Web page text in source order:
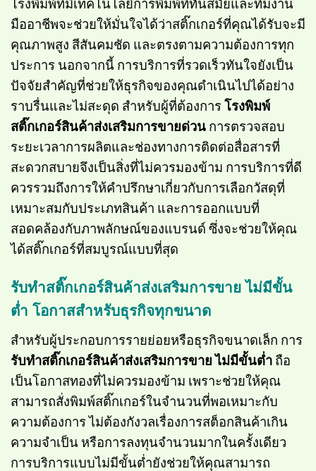
มืออาชีพจะช่วยให้มั่นใจได้ว่าสติ๊กเกอร์ที่คุณได้รับจะมี
คุณภาพสูง สีสันคมชัด และตรงตามความต้องการทุก
ประการ นอกจากนี้ การบริการที่รวดเร็วทันใจยังเป็น
ปัจจัยสำคัญที่ช่วยให้ธุรกิจของคุณดำเนินไปได้อย่าง
ราบรื่นและไม่สะดุด สำหรับผู้ที่ต้องการโรงพิมพ์
สติ๊กเกอร์สินค้าส่งเสริมการขายด่วน การตรวจสอบ
ระยะเวลาการผลิตและช่องทางการติดต่อสื่อสารที่
สะดวกสบายจึงเป็นสิ่งที่ไม่ควรมองข้าม การบริการที่ดี
ควรรวมถึงการให้คำปรึกษาเกี่ยวกับการเลือกวัสดุที่
เหมาะสมกับประเภทสินค้า และการออกแบบที่
สอดคล้องกับภาพลักษณ์ของแบรนด์ ซึ่งจะช่วยให้คุณ
ได้สติ๊กเกอร์ที่สมบูรณ์แบบที่สุด
รับทำสติ๊กเกอร์สินค้าส่งเสริมการขาย ไม่มีขั้น
ต่ำ โอกาสสำหรับธุรกิจทุกขนาด
สำหรับผู้ประกอบการรายย่อยหรือธุรกิจขนาดเล็ก การ
รับทำสติ๊กเกอร์สินค้าส่งเสริมการขาย ไม่มีขั้นต่ำ ถือ
เป็นโอกาสทองที่ไม่ควรมองข้าม เพราะช่วยให้คุณ
สามารถสั่งพิมพ์สติ๊กเกอร์ในจำนวนที่พอเหมาะกับ
ความต้องการ ไม่ต้องกังวลเรื่องการสต็อกสินค้าเกิน
ความจำเป็น หรือการลงทุนจำนวนมากในครั้งเดียว
การบริการแบบไม่มีขั้นต่ำยังช่วยให้คุณสามารถ